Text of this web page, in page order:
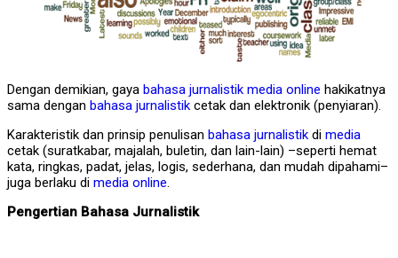
Dengan demikian, gaya bahasa jurnalistik media online hakikatnya
sama dengan bahasa jurnalistik cetak dan elektronik (penyiaran).
Karakteristik dan prinsip penulisan bahasa jurnalistik di media
cetak (suratkabar, majalah, buletin, dan lain-lain) –seperti hemat
kata, ringkas, padat, jelas, logis, sederhana, dan mudah dipahami–
juga berlaku di media online.
Pengertian Bahasa Jurnalistik